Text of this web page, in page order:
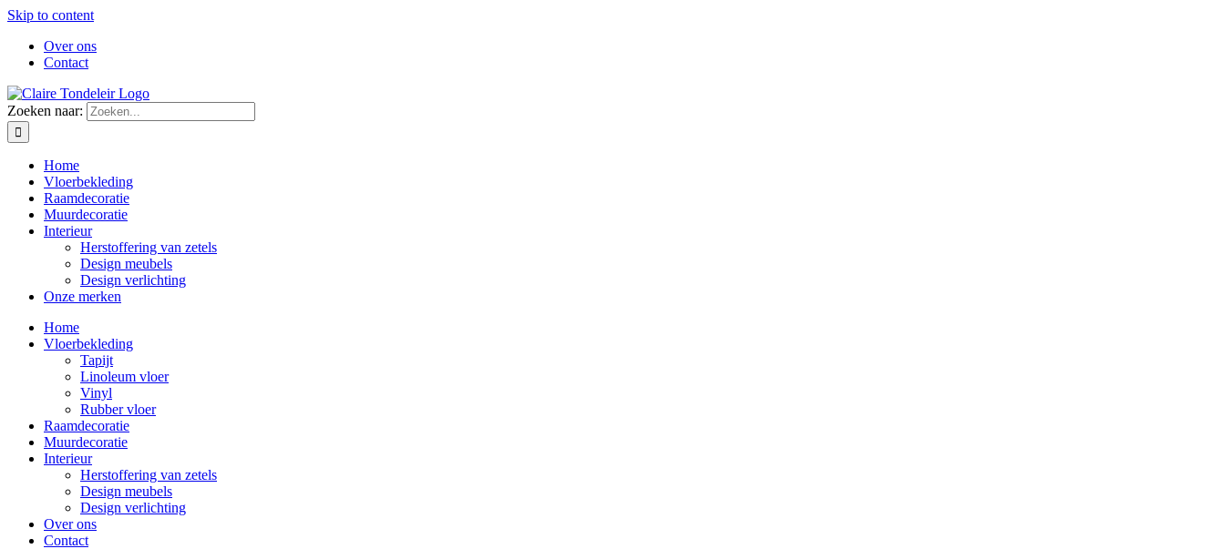
Skip to content
Over ons
Contact
Zoeken naar:
Home
Vloerbekleding
Raamdecoratie
Muurdecoratie
Interieur
Herstoffering van zetels
Design meubels
Design verlichting
Onze merken
Home
Vloerbekleding
Tapijt
Linoleum vloer
Vinyl
Rubber vloer
Raamdecoratie
Muurdecoratie
Interieur
Herstoffering van zetels
Design meubels
Design verlichting
Over ons
Contact